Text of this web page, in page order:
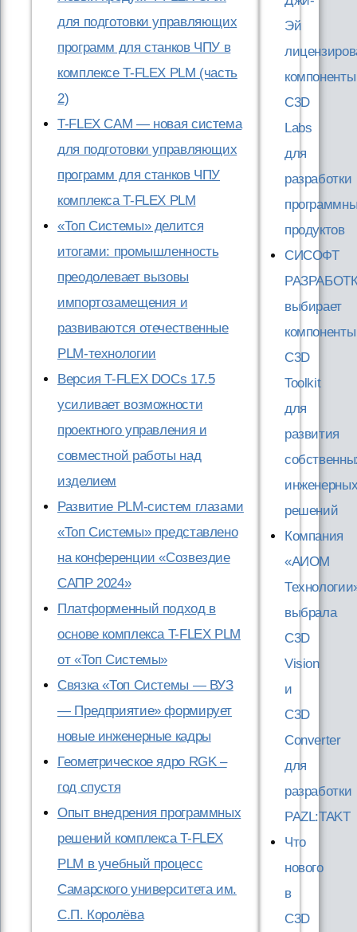
для подготовки управляющих
программ для станков ЧПУ в
комплексе T-FLEX PLM (часть
2)
T-FLEX CAM — новая система
для подготовки управляющих
программ для станков ЧПУ
комплекса T-FLEX PLM
«Топ Системы» делится
итогами: промышленность
преодолевает вызовы
импортозамещения и
развиваются отечественные
PLM-технологии
Версия T-FLEX DOCs 17.5
усиливает возможности
проектного управления и
совместной работы над
изделием
Развитие PLM-систем глазами
«Топ Системы» представлено
на конференции «Созвездие
САПР 2024»
Платформенный подход в
основе комплекса T-FLEX PLM
от «Топ Системы»
Связка «Топ Системы — ВУЗ
— Предприятие» формирует
новые инженерные кадры
Геометрическое ядро RGK –
год спустя
Опыт внедрения программных
решений комплекса T-FLEX
PLM в учебный процесс
Самарского университета им.
С.П. Королёва
Эй
компоненты
C3D
Labs
для
разработки
продуктов
СИСОФТ
выбирает
компоненты
C3D
Toolkit
для
развития
решений
Компания
«АИОМ
выбрала
C3D
Vision
и
C3D
Converter
для
разработки
PAZL:TAKT
Что
нового
в
C3D